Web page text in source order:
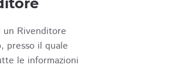
un Rivenditore
presso il quale
le informazioni